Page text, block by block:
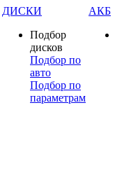
ДИСКИ
Подбор
дисков
Подбор по
авто
Подбор по
параметрам
АКБ